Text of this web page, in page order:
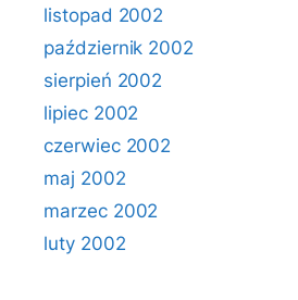
listopad 2002
październik 2002
sierpień 2002
lipiec 2002
czerwiec 2002
maj 2002
marzec 2002
luty 2002